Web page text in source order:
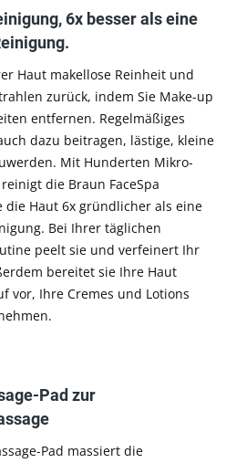
6x besser als eine
Haut makellose Reinheit und
zurück, indem Sie Make-up
entfernen. Regelmäßiges
dazu beitragen, lästige, kleine
Mit Hunderten Mikro-
die Braun FaceSpa
die Haut 6x gründlicher als eine
Bei Ihrer täglichen
peelt sie und verfeinert Ihr
bereitet sie Ihre Haut
vor, Ihre Cremes und Lotions
Pad zur
Pad massiert die